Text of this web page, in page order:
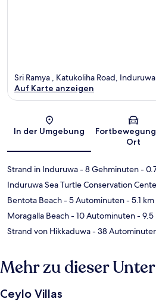
Karte
Sri Ramya , Katukoliha Road,
Auf Karte anzeigen
In der Umgebung
Ort
Strand in Induruwa- 8 Gehminuten-
Induruwa Sea Turtle Conservation
Bentota Beach- 5 Autominuten- 5.1 km
Moragalla Beach- 10 Autominuten- 9.5
Strand von Hikkaduwa- 38
Mehr zu dieser
Ceylo Villas